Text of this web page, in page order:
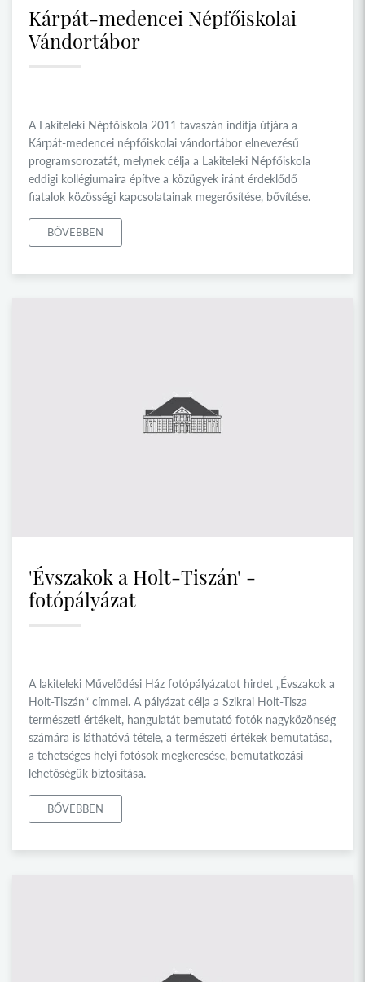
Kárpát-medencei Népfőiskolai
Vándortábor
A Lakiteleki Népfőiskola 2011 tavaszán indítja útjára a
Kárpát-medencei népfőiskolai vándortábor elnevezésű
programsorozatát, melynek célja a Lakiteleki Népfőiskola
eddigi kollégiumaira építve a közügyek iránt érdeklődő
fiatalok közösségi kapcsolatainak megerősítése, bővítése.
BŐVEBBEN
'Évszakok a Holt-Tiszán' -
fotópályázat
A lakiteleki Művelődési Ház fotópályázatot hirdet „Évszakok a
Holt-Tiszán“ címmel. A pályázat célja a Szikrai Holt-Tisza
természeti értékeit, hangulatát bemutató fotók nagyközönség
számára is láthatóvá tétele, a természeti értékek bemutatása,
a tehetséges helyi fotósok megkeresése, bemutatkozási
lehetőségük biztosítása.
BŐVEBBEN